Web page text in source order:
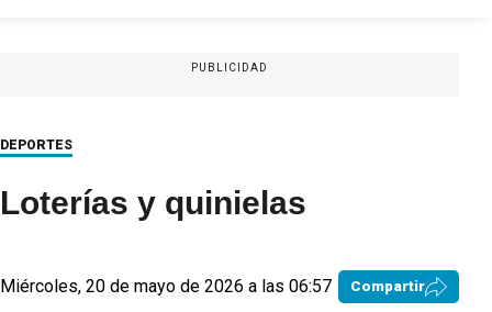
PUBLICIDAD
DEPORTES
Loterías y quinielas
Miércoles, 20 de mayo de 2026 a las 06:57 Compartir